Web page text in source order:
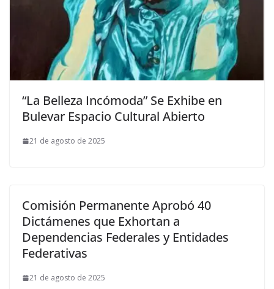
“La Belleza Incómoda” Se Exhibe en
Bulevar Espacio Cultural Abierto
21 de agosto de 2025
Comisión Permanente Aprobó 40
Dictámenes que Exhortan a
Dependencias Federales y Entidades
Federativas
21 de agosto de 2025